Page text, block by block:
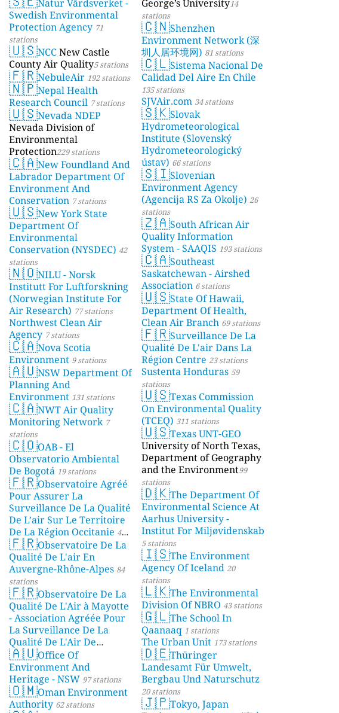
Natur Vårdsverket -
Swedish Environmental
Protection Agency 71
stations
🇺🇸NCCNew Castle
County Air Quality5 stations
🇫🇷NebuleAir 192 stations
🇳🇵Nepal Health
Research Council 7 stations
🇺🇸Nevada NDEP
Nevada Division of
Environmental
Protection229 stations
🇨🇦New Foundland And
Labrador Department Of
Environment And
Conservation 7 stations
🇺🇸New York State
Department Of
Environmental
Conservation (NYSDEC) 42
stations
🇳🇴NILU - Norsk
Institutt For Luftforskning
(Norwegian Institute For
Air Research) 77 stations
Northwest Clean Air
Agency 7 stations
🇨🇦Nova Scotia
Environment 9 stations
🇦🇺NSW Department Of
Planning And
Environment 131 stations
🇨🇦NWT Air Quality
Monitoring Network 7
stations
🇨🇴OAB - El
Observatorio Ambiental
De Bogotá 19 stations
🇫🇷Observatoire Agréé
Pour Assurer La
Surveillance De La Qualité
De L’air Sur Le Territoire
De La Région Occitanie 44
stations
🇫🇷Observatoire De La
Qualité De L'air En
Auvergne-Rhône-Alpes 84
stations
🇫🇷Observatoire De La
Qualité De L'Air à Mayotte
- Association Agréée Pour
La Surveillance De La
Qualité De L'Air De
Mayotte 4 stations
🇦🇺Office Of
Environment And
Heritage - NSW 97 stations
🇴🇲Oman Environment
Authority 62 stations
George’s University14
stations
🇨🇳Shenzhen
Environment Network (深
圳人居环境网) 81 stations
🇨🇱Sistema Nacional De
Calidad Del Aire En Chile
135 stations
SJVAir.com 34 stations
🇸🇰Slovak
Hydrometeorological
Institute (Slovenský
Hydrometeorologický
ústav) 66 stations
🇸🇮Slovenian
Environment Agency
(Agencija RS Za Okolje) 26
stations
🇿🇦South African Air
Quality Information
System - SAAQIS 193 stations
🇨🇦Southeast
Saskatchewan - Airshed
Association 6 stations
🇺🇸State Of Hawaii,
Department Of Health,
Clean Air Branch 69 stations
🇫🇷Surveillance De La
Qualité De L'air Dans La
Région Centre 23 stations
Sustenta Honduras 59
stations
🇺🇸Texas Commission
On Environmental Quality
(TCEQ) 311 stations
🇺🇸Texas UNT-GEO
University of North Texas,
Department of Geography
and the Environment99
stations
🇩🇰The Department Of
Environmental Science At
Aarhus University -
Institut For Miljøvidenskab
5 stations
🇮🇸The Environment
Agency Of Iceland 20
stations
🇱🇰The Environmental
Division Of NBRO 43 stations
🇬🇱The School In
Qaanaaq 1 stations
The Urban Unit 173 stations
🇩🇪Thüringer
Landesamt Für Umwelt,
Bergbau Und Naturschutz
20 stations
🇯🇵Tokyo, Japan